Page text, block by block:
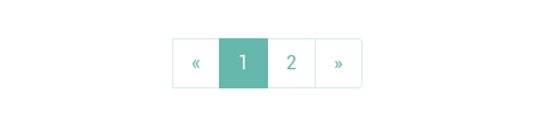
« 1 2 »